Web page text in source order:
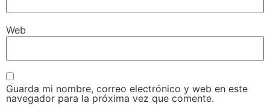
Web
Guarda mi nombre, correo electrónico y web en este
navegador para la próxima vez que comente.